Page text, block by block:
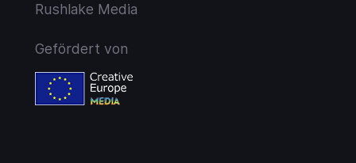
Rushlake Media
Gefördert von